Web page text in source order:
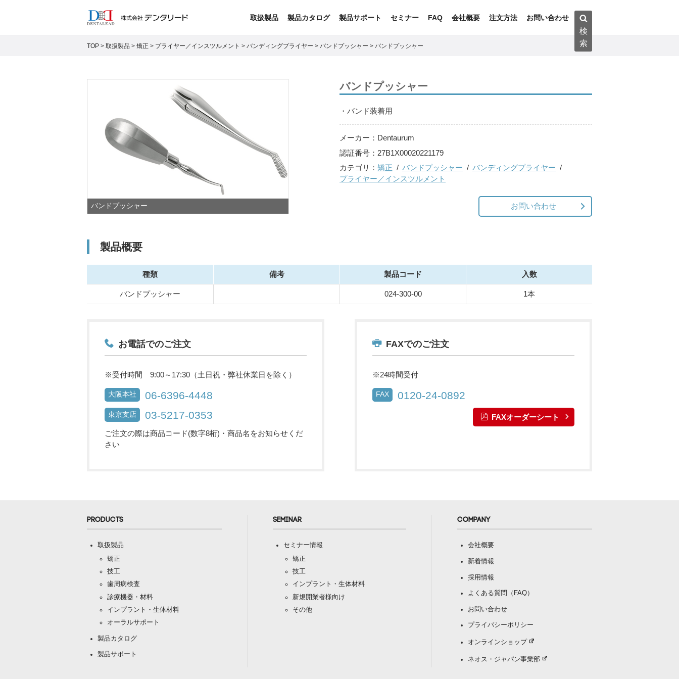
取扱製品 製品カタログ 製品サポート セミナー FAQ 会社概要 注文方法 お問い合わせ
検
索:
検
索
TOP > 取扱製品 > 矯正 > プライヤー／インスツルメント > バンディングプライヤー > バンドプッシャー > バンドプッシャー
バンドプッシャー
・バンド装着用
メーカー： Dentaurum
認証番号： 27B1X00020221179
カテゴリ： 矯正 バンドプッシャー
バンディングプライヤー
プライヤー／インスツルメント
お問い合わせ
製品概要
種類 備考 製品コード 入数
バンドプッシャー 024-300-00 1本
お電話でのご注文
※受付時間 9:00～17:30（土日祝・弊社休業日を除く）
大阪本社 06-6396-4448
東京支店 03-5217-0353
ご注文の際は商品コード(数字8桁)・商品名をお知らせくだ
さい
FAXでのご注文
※24時間受付
FAX 0120-24-0892
FAXオーダーシート
PRODUCTS
取扱製品
矯正
技工
歯周病検査
診療機器・材料
インプラント・生体材料
オーラルサポート
製品カタログ
製品サポート
SEMINAR
セミナー情報
矯正
技工
インプラント・生体材料
新規開業者様向け
その他
COMPANY
会社概要
新着情報
採用情報
よくある質問（FAQ）
お問い合わせ
プライバシーポリシー
オンラインショップ
ネオス・ジャパン事業部